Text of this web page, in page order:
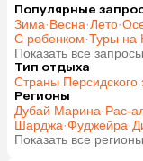
Популярные
Зима·Весна·Лето·
С ребенком·Туры на
Показать все запросы
Тип отдыха
Страны Персидского
Регионы
Дубай Марина·Рас-
Шарджа·Фуджейра·
Показать все регионы